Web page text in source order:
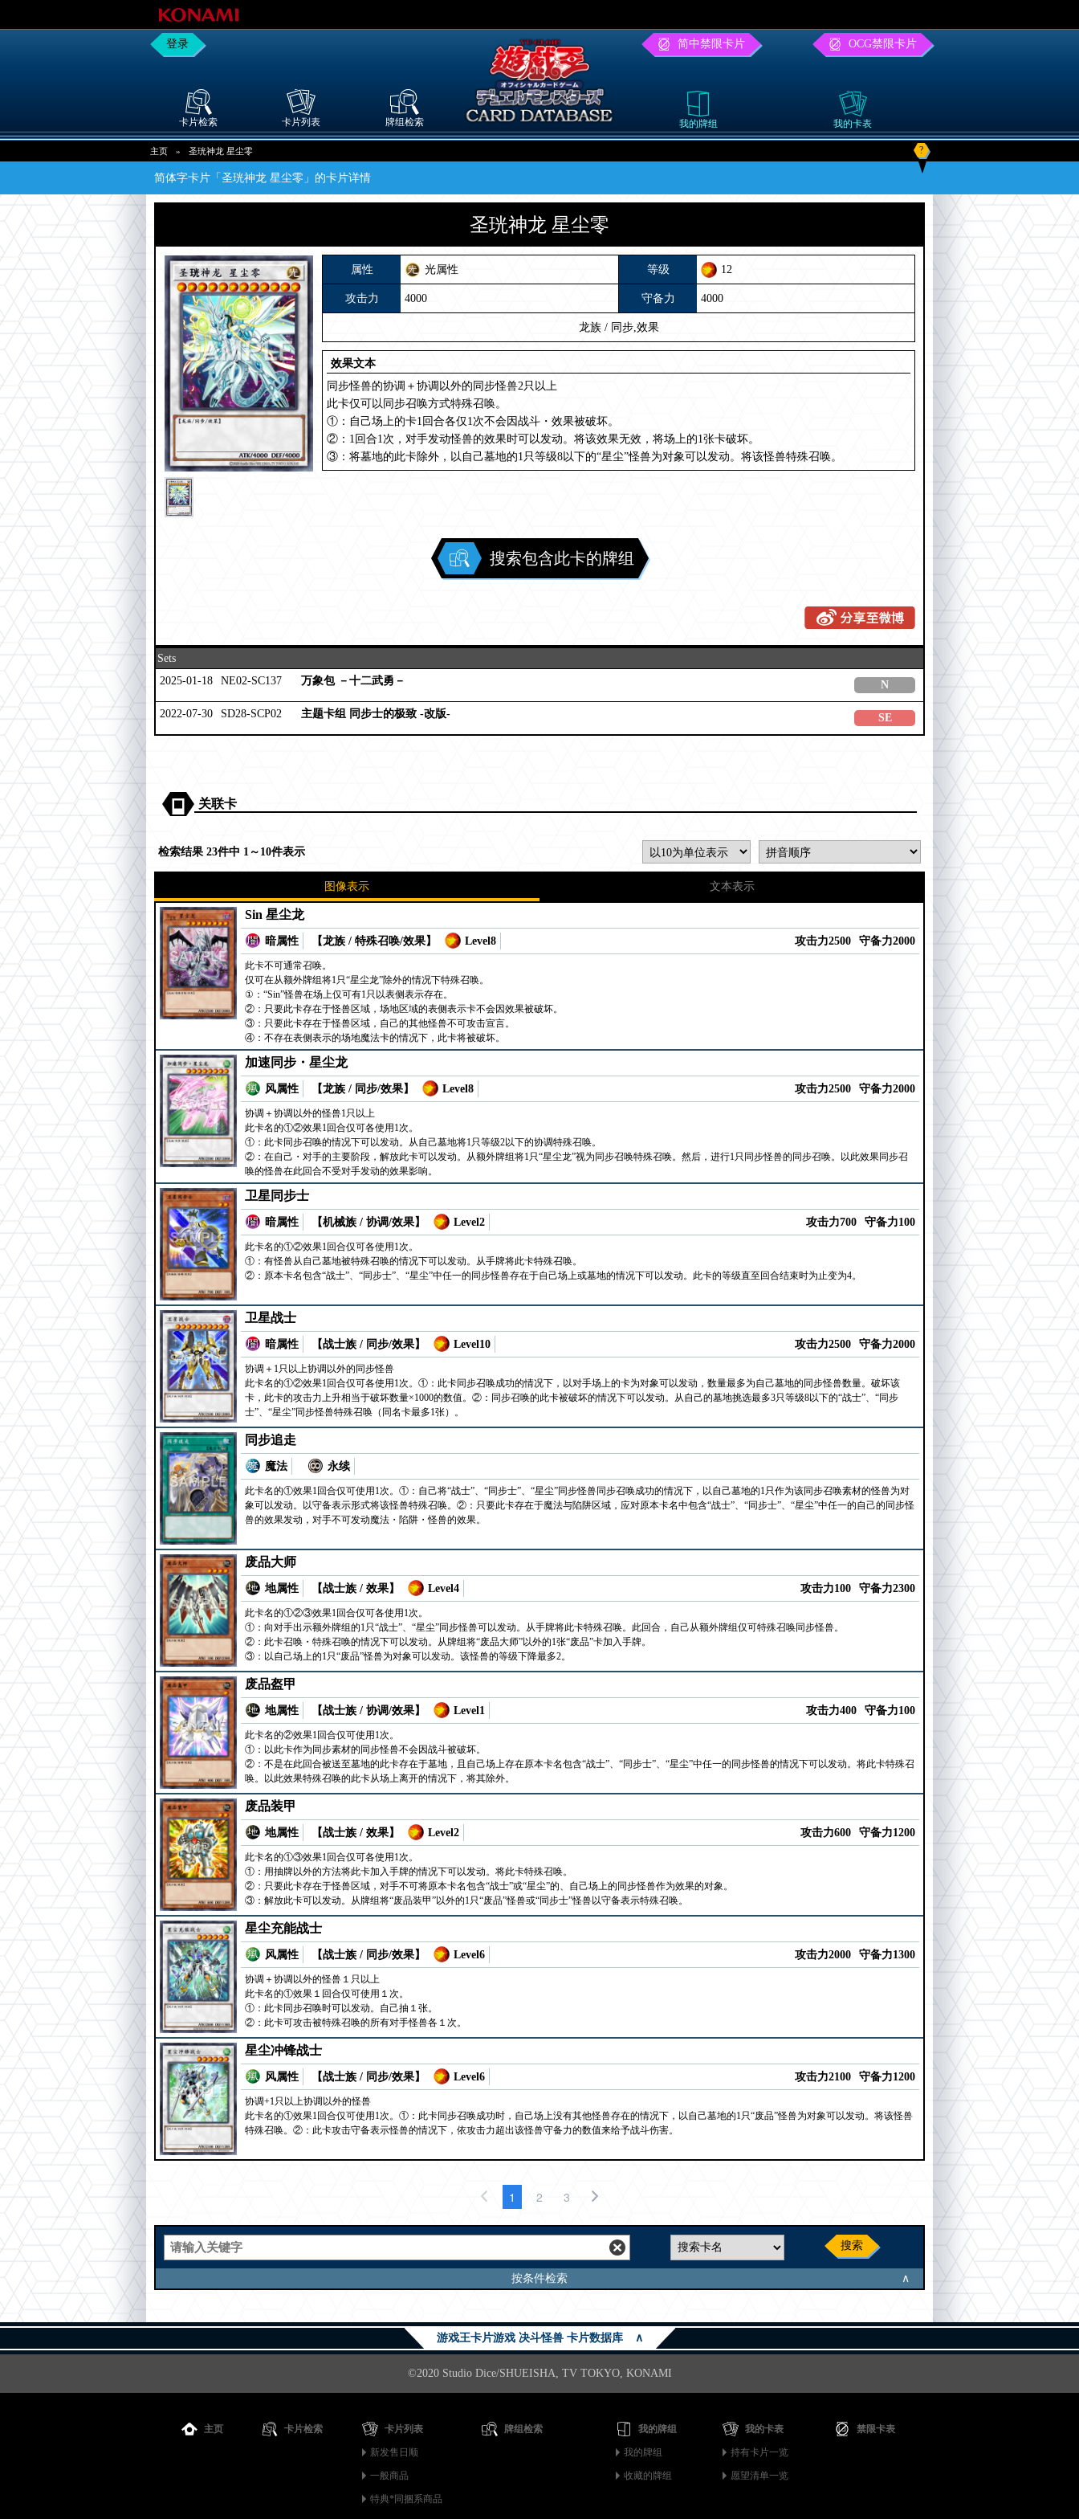
登录 简中禁限卡片 OCG禁限卡片
卡片检索 卡片列表 牌组检索 我的牌组 我的卡表
主页 » 圣珖神龙 星尘零 ?
简体字卡片「圣珖神龙 星尘零」的卡片详情
圣珖神龙 星尘零
属性 光属性 等级 12
攻击力 4000 守备力 4000
龙族 / 同步,效果
效果文本
同步怪兽的协调＋协调以外的同步怪兽2只以上
此卡仅可以同步召唤方式特殊召唤。
①：自己场上的卡1回合各仅1次不会因战斗・效果被破坏。
②：1回合1次，对手发动怪兽的效果时可以发动。将该效果无效，将场上的1张卡破坏。
③：将墓地的此卡除外，以自己墓地的1只等级8以下的“星尘”怪兽为对象可以发动。将该怪兽特殊召唤。
搜索包含此卡的牌组
Sets
2025-01-18
NE02-SC137 万象包 －十二武勇－ N
2022-07-30 SD28-SCP02 主题卡组 同步士的极致 -改版- SE
关联卡
检索结果 23件中 1～10件表示
图像表示 文本表示
Sin 星尘龙
暗属性 【龙族 / 特殊召唤/效果】 Level8 攻击力2500 守备力2000
此卡不可通常召唤。
仅可在从额外牌组将1只“星尘龙”除外的情况下特殊召唤。
①：“Sin”怪兽在场上仅可有1只以表侧表示存在。
②：只要此卡存在于怪兽区域，场地区域的表侧表示卡不会因效果被破坏。
③：只要此卡存在于怪兽区域，自己的其他怪兽不可攻击宣言。
④：不存在表侧表示的场地魔法卡的情况下，此卡将被破坏。
加速同步・星尘龙
风属性 【龙族 / 同步/效果】 Level8 攻击力2500 守备力2000
协调＋协调以外的怪兽1只以上
此卡名的①②效果1回合仅可各使用1次。
①：此卡同步召唤的情况下可以发动。从自己墓地将1只等级2以下的协调特殊召唤。
②：在自己・对手的主要阶段，解放此卡可以发动。从额外牌组将1只“星尘龙”视为同步召唤特殊召唤。然后，进行1只同步怪兽的同步召唤。以此效果同步召
唤的怪兽在此回合不受对手发动的效果影响。
卫星同步士
暗属性 【机械族 / 协调/效果】 Level2 攻击力700 守备力100
此卡名的①②效果1回合仅可各使用1次。
①：有怪兽从自己墓地被特殊召唤的情况下可以发动。从手牌将此卡特殊召唤。
②：原本卡名包含“战士”、“同步士”、“星尘”中任一的同步怪兽存在于自己场上或墓地的情况下可以发动。此卡的等级直至回合结束时为止变为4。
卫星战士
暗属性 【战士族 / 同步/效果】 Level10 攻击力2500 守备力2000
协调＋1只以上协调以外的同步怪兽
此卡名的①②效果1回合仅可各使用1次。①：此卡同步召唤成功的情况下，以对手场上的卡为对象可以发动，数量最多为自己墓地的同步怪兽数量。破坏该
卡，此卡的攻击力上升相当于破坏数量×1000的数值。②：同步召唤的此卡被破坏的情况下可以发动。从自己的墓地挑选最多3只等级8以下的“战士”、“同步
士”、“星尘”同步怪兽特殊召唤（同名卡最多1张）。
同步追走
魔法 永续
此卡名的①效果1回合仅可使用1次。①：自己将“战士”、“同步士”、“星尘”同步怪兽同步召唤成功的情况下，以自己墓地的1只作为该同步召唤素材的怪兽为对
象可以发动。以守备表示形式将该怪兽特殊召唤。②：只要此卡存在于魔法与陷阱区域，应对原本卡名中包含“战士”、“同步士”、“星尘”中任一的自己的同步怪
兽的效果发动，对手不可发动魔法・陷阱・怪兽的效果。
废品大师
地属性 【战士族 / 效果】 Level4 攻击力100 守备力2300
此卡名的①②③效果1回合仅可各使用1次。
①：向对手出示额外牌组的1只“战士”、“星尘”同步怪兽可以发动。从手牌将此卡特殊召唤。此回合，自己从额外牌组仅可特殊召唤同步怪兽。
②：此卡召唤・特殊召唤的情况下可以发动。从牌组将“废品大师”以外的1张“废品”卡加入手牌。
③：以自己场上的1只“废品”怪兽为对象可以发动。该怪兽的等级下降最多2。
废品盔甲
地属性 【战士族 / 协调/效果】 Level1 攻击力400 守备力100
此卡名的②效果1回合仅可使用1次。
①：以此卡作为同步素材的同步怪兽不会因战斗被破坏。
②：不是在此回合被送至墓地的此卡存在于墓地，且自己场上存在原本卡名包含“战士”、“同步士”、“星尘”中任一的同步怪兽的情况下可以发动。将此卡特殊召
唤。以此效果特殊召唤的此卡从场上离开的情况下，将其除外。
废品装甲
地属性 【战士族 / 效果】 Level2 攻击力600 守备力1200
此卡名的①③效果1回合仅可各使用1次。
①：用抽牌以外的方法将此卡加入手牌的情况下可以发动。将此卡特殊召唤。
②：只要此卡存在于怪兽区域，对手不可将原本卡名包含“战士”或“星尘”的、自己场上的同步怪兽作为效果的对象。
③：解放此卡可以发动。从牌组将“废品装甲”以外的1只“废品”怪兽或“同步士”怪兽以守备表示特殊召唤。
星尘充能战士
风属性 【战士族 / 同步/效果】 Level6 攻击力2000 守备力1300
协调＋协调以外的怪兽１只以上
此卡名的①效果１回合仅可使用１次。
①：此卡同步召唤时可以发动。自己抽１张。
②：此卡可攻击被特殊召唤的所有对手怪兽各１次。
星尘冲锋战士
风属性 【战士族 / 同步/效果】 Level6 攻击力2100 守备力1200
协调+1只以上协调以外的怪兽
此卡名的①效果1回合仅可使用1次。①：此卡同步召唤成功时，自己场上没有其他怪兽存在的情况下，以自己墓地的1只“废品”怪兽为对象可以发动。将该怪兽
特殊召唤。②：此卡攻击守备表示怪兽的情况下，依攻击力超出该怪兽守备力的数值来给予战斗伤害。
1 2 3
搜索
按条件检索 ∧
游戏王卡片游戏 决斗怪兽 卡片数据库 ∧
©2020 Studio Dice/SHUEISHA, TV TOKYO, KONAMI
主页 卡片检索 卡片列表
新发售日顺
一般商品
特典*同捆系商品
牌组检索 我的牌组
我的牌组
收藏的牌组
我的卡表
持有卡片一览
愿望清单一览
禁限卡表